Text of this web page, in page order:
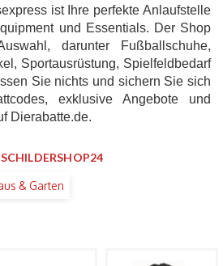
ist Ihre perfekte Anlaufstelle
und Essentials. Der Shop
darunter Fußballschuhe,
Sportausrüstung, Spielfeldbedarf
Sie nichts und sichern Sie sich
exklusive Angebote und
Dierabatte.de.
& Garten